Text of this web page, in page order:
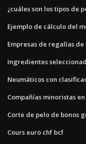
¿cuáles son los tipos de
Ejemplo de cálculo del
Empresas de regalías
Ingredientes
Neumáticos con
Compañías minoristas
Corte de pelo de bonos
Cours euro chf bcf